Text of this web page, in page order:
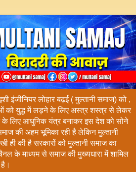
इंजीनियर लोहार बढ़ई ( मुल्तानी समाज) को ,
को युद्ध में लड़ने के लिए अस्त्र शस्त्र से लेकर
लिए आधुनिक यंत्र बनाकर इस देश को सोने
की अहम भूमिका रही है लेकिन मुल्तानी
ही की है सरकारों को मुल्तानी समाज का
के माध्यम से समाज की मुख्यधारा में शामिल